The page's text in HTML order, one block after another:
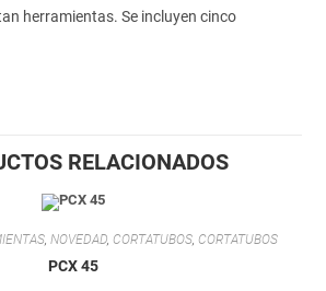
herramientas. Se incluyen cinco
RELACIONADOS
, NOVEDAD, CORTATUBOS, CORTATUBOS
PCX 45